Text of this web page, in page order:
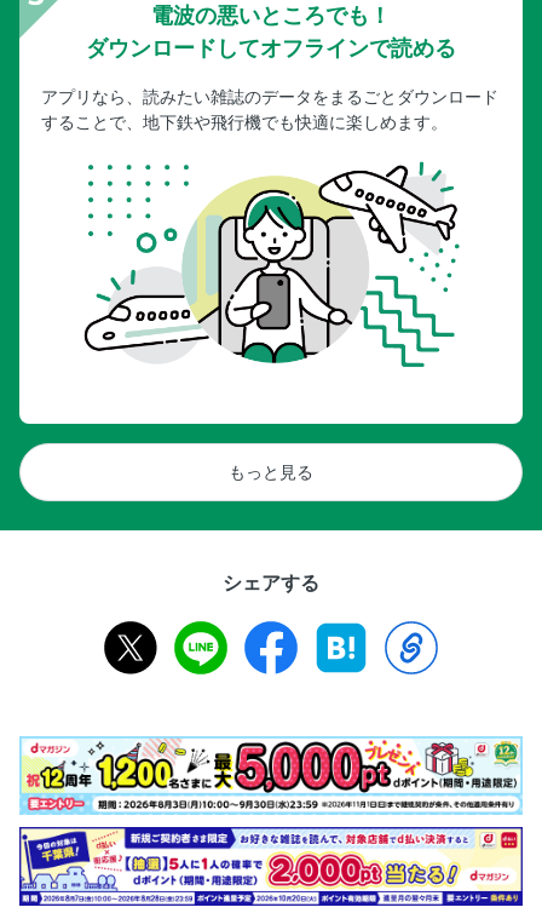
電波の悪いところでも！
ダウンロードしてオフラインで読める
アプリなら、読みたい雑誌のデータをまるごとダウンロード
することで、地下鉄や飛行機でも快適に楽しめます。
もっと見る
シェアする